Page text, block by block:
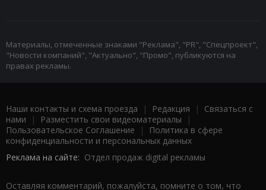
Материалы, отмеченные знаками "Реклама", "PR", "Спецпроект",
"Новости компаний", "Актуально", "Промо", публикуются на
правах рекламы.
Наши контакты и схема проезда | Редакция | Связаться с
нами | Разместить свои видеоматериалы |
Пользовательское Соглашение |
Политика в сфере
конфиденциальности и персональных данных
Реклама на сайте: Отдел продаж digital рекламы
Оставляя комментарий, пожалуйста, помните о том, что